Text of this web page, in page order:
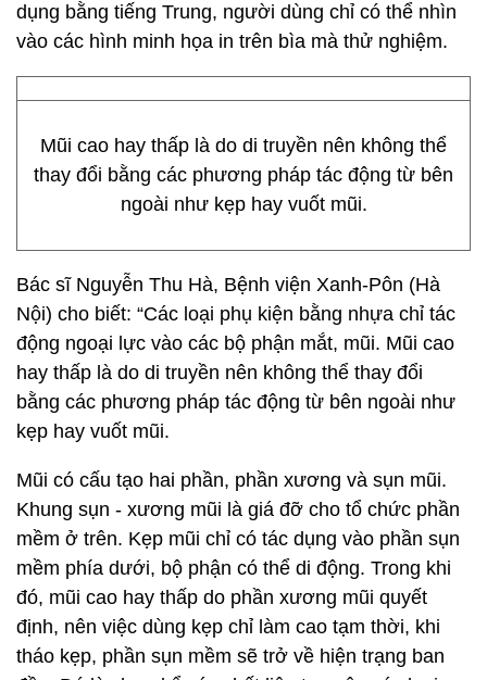
dụng bằng tiếng Trung, người dùng chỉ có thể nhìn
vào các hình minh họa in trên bìa mà thử nghiệm.
Mũi cao hay thấp là do di truyền nên không thể
thay đổi bằng các phương pháp tác động từ bên
ngoài như kẹp hay vuốt mũi.
Bác sĩ Nguyễn Thu Hà, Bệnh viện Xanh-Pôn (Hà
Nội) cho biết: “Các loại phụ kiện bằng nhựa chỉ tác
động ngoại lực vào các bộ phận mắt, mũi. Mũi cao
hay thấp là do di truyền nên không thể thay đổi
bằng các phương pháp tác động từ bên ngoài như
kẹp hay vuốt mũi.
Mũi có cấu tạo hai phần, phần xương và sụn mũi.
Khung sụn - xương mũi là giá đỡ cho tổ chức phần
mềm ở trên. Kẹp mũi chỉ có tác dụng vào phần sụn
mềm phía dưới, bộ phận có thể di động. Trong khi
đó, mũi cao hay thấp do phần xương mũi quyết
định, nên việc dùng kẹp chỉ làm cao tạm thời, khi
tháo kẹp, phần sụn mềm sẽ trở về hiện trạng ban